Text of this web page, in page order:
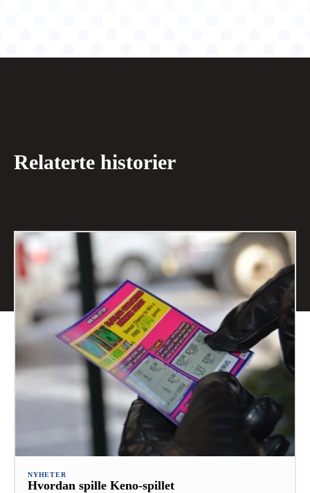
Relaterte historier
NYHETER
Hvordan spille Keno-spillet